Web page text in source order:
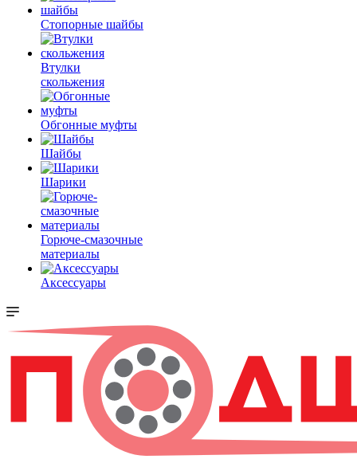
Стопорные шайбы
Втулки
скольжения
Обгонные муфты
Шайбы
Шарики
Горюче-смазочные
материалы
Аксессуары